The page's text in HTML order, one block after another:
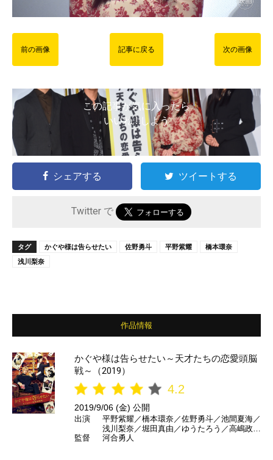
前の画像 記事に戻る 次の画像
この記事が気に入ったら
いいね ! しよう
シェアする ツイートする
Twitter で
タグ かぐや様は告らせたい 佐野勇斗 平野紫耀
橋本環奈
浅川梨奈
作品情報
かぐや様は告らせたい～天才たちの恋愛頭脳
戦～（2019）
4.2
2019/9/06 (金) 公開
出演
平野紫耀／橋本環奈／佐野勇斗／池間夏海／
浅川梨奈／堀田真由／ゆうたろう／高嶋政宏
／佐藤二郎／古賀葵 ほか
監督 河合勇人